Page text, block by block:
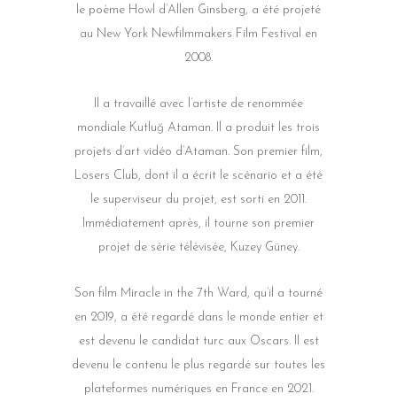
le poème Howl d’Allen Ginsberg, a été projeté
au New York Newfilmmakers Film Festival en
2008.
Il a travaillé avec l’artiste de renommée
mondiale Kutluğ Ataman. Il a produit les trois
projets d’art vidéo d’Ataman. Son premier film,
Losers Club, dont il a écrit le scénario et a été
le superviseur du projet, est sorti en 2011.
Immédiatement après, il tourne son premier
projet de série télévisée, Kuzey Güney.
Son film Miracle in the 7th Ward, qu’il a tourné
en 2019, a été regardé dans le monde entier et
est devenu le candidat turc aux Oscars. Il est
devenu le contenu le plus regardé sur toutes les
plateformes numériques en France en 2021.